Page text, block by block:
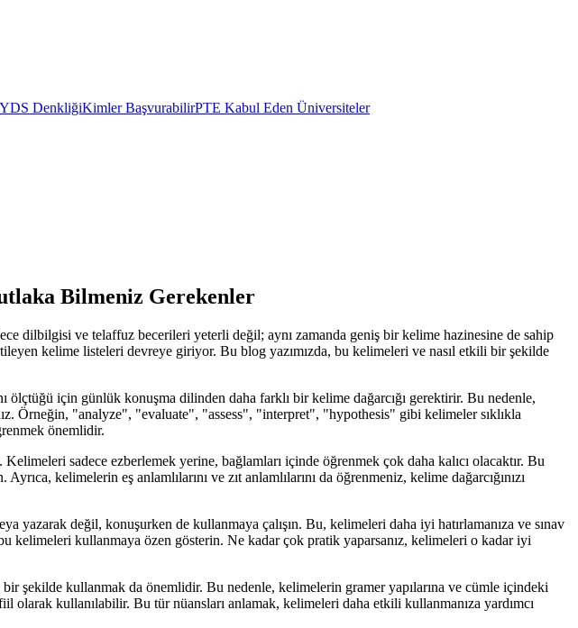
YDS DenkliğiKimler BaşvurabilirPTE Kabul Eden Üniversiteler
Bilmeniz Gerekenler
dilbilgisi ve telaffuz becerileri yeterli değil; aynı zamanda geniş bir kelime hazinesine de sahip
kelime listeleri devreye giriyor. Bu blog yazımızda, bu kelimeleri ve nasıl etkili bir şekilde
için günlük konuşma dilinden daha farklı bir kelime dağarcığı gerektirir. Bu nedenle,
Örneğin, "analyze", "evaluate", "assess", "interpret", "hypothesis" gibi kelimeler sıklıkla
önemlidir.
sadece ezberlemek yerine, bağlamları içinde öğrenmek çok daha kalıcı olacaktır. Bu
kelimelerin eş anlamlılarını ve zıt anlamlılarını da öğrenmeniz, kelime dağarcığınızı
değil, konuşurken de kullanmaya çalışın. Bu, kelimeleri daha iyi hatırlamanıza ve sınav
bu kelimeleri kullanmaya özen gösterin. Ne kadar çok pratik yaparsanız, kelimeleri o kadar iyi
şekilde kullanmak da önemlidir. Bu nedenle, kelimelerin gramer yapılarına ve cümle içindeki
olarak kullanılabilir. Bu tür nüansları anlamak, kelimeleri daha etkili kullanmanıza yardımcı